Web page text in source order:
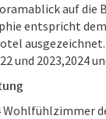
auf die
entspricht
und 2023,2024
Wohlfühlzimmer